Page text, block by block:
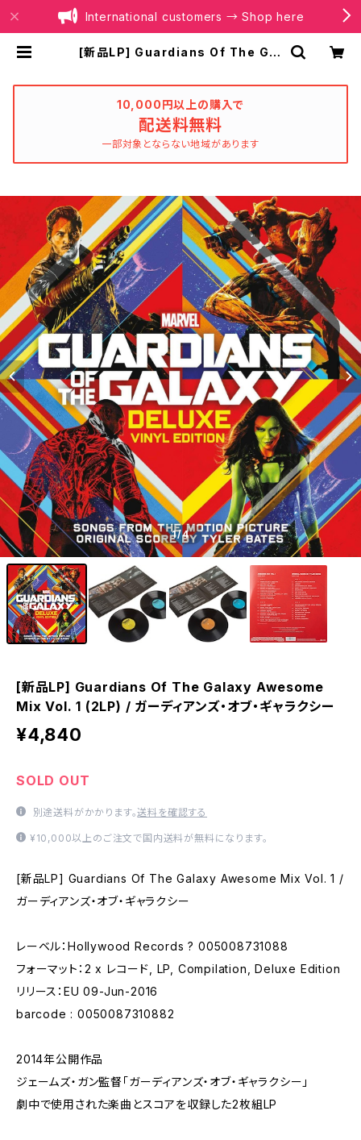
International customers → Shop here
[新品LP] Guardians Of The Gal
| BOILER RECORDS®
10,000円以上の購入で
配送料無料
一部対象とならない地域があります
1/4
[新品LP] Guardians Of The Galaxy Awesome
Mix Vol. 1 (2LP) / ガーディアンズ・オブ・ギャラクシー
¥4,840
SOLD OUT
別途送料がかかります。送料を確認する
¥10,000以上のご注文で国内送料が無料になります。
[新品LP] Guardians Of The Galaxy Awesome Mix Vol. 1 /
ガーディアンズ・オブ・ギャラクシー
レーベル：Hollywood Records ? 005008731088
フォーマット：2 x レコード, LP, Compilation, Deluxe Edition
リリース：EU 09-Jun-2016
barcode : 0050087310882
2014年公開作品
ジェームズ・ガン監督「ガーディアンズ・オブ・ギャラクシー」
劇中で使用された楽曲とスコアを収録した2枚組LP